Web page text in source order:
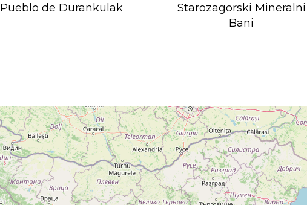
Pueblo de Durankulak
Starozagorski Mineralni
Bani